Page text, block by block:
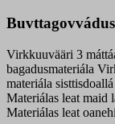
dokumeanta
quantity
Buvttagovvádus
Virkkuuvääri 3
bagadusmateriála
materiála
Materiálas leat maid
Materiálas leat